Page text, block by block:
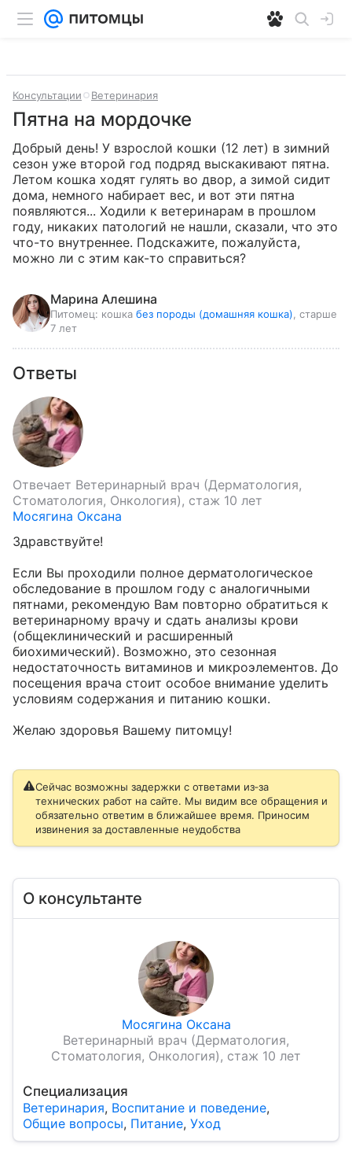
Консультации Ветеринария
Пятна на мордочке
Добрый день! У взрослой кошки (12 лет) в зимний
сезон уже второй год подряд выскакивают пятна.
Летом кошка ходят гулять во двор, а зимой сидит
дома, немного набирает вес, и вот эти пятна
появляются... Ходили к ветеринарам в прошлом
году, никаких патологий не нашли, сказали, что это
что-то внутреннее. Подскажите, пожалуйста,
можно ли с этим как-то справиться?
Марина Алешина
Питомец: кошка без породы (домашняя кошка) , старше
7 лет
Ответы
Отвечает Ветеринарный врач (Дерматология,
Стоматология, Онкология), стаж 10 лет
Мосягина Оксана
Здравствуйте!
Если Вы проходили полное дерматологическое
обследование в прошлом году с аналогичными
пятнами, рекомендую Вам повторно обратиться к
ветеринарному врачу и сдать анализы крови
(общеклинический и расширенный
биохимический). Возможно, это сезонная
недостаточность витаминов и микроэлементов. До
посещения врача стоит особое внимание уделить
условиям содержания и питанию кошки.
Желаю здоровья Вашему питомцу!
Сейчас возможны задержки с ответами из‑за
технических работ на сайте. Мы видим все обращения и
обязательно ответим в ближайшее время. Приносим
извинения за доставленные неудобства
О консультанте
Мосягина Оксана
Ветеринарный врач (Дерматология,
Стоматология, Онкология), стаж 10 лет
Специализация
Ветеринария, Воспитание и поведение,
Общие вопросы, Питание, Уход